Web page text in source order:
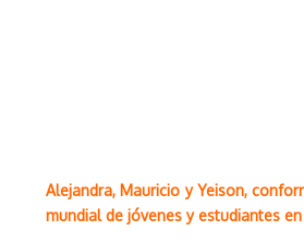
Alejandra, Mauricio y Yeison,
mundial de jóvenes y estudiantes